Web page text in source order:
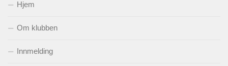
Hjem
Om klubben
Innmelding